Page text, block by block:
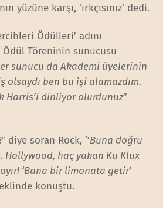
yüzüne karşı, ‘ırkçısınız’ dedi.
Ödülleri’ adını
Ödül Töreninin sunucusu
sunucu da Akademi üyelerinin
olsaydı ben bu işi alamazdım.
Harris’i dinliyor olurdunuz”
’ diye soran Rock, ‘’Buna doğru
Hollywood, haç yakan Ku Klux
‘Bana bir limonata getir’
konuştu.